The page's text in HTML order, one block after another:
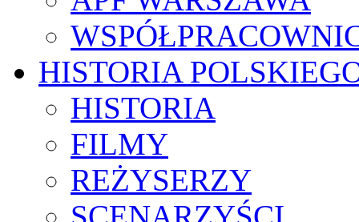
HISTORIA
HISTORIA
FILMY
REŻYSERZY